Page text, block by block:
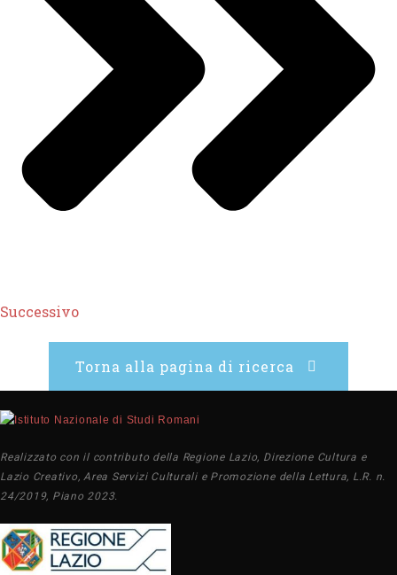
Successivo
Torna alla pagina di ricerca
Realizzato con il contributo della Regione Lazio, Direzione Cultura e
Lazio Creativo, Area Servizi Culturali e Promozione della Lettura, L.R. n.
24/2019, Piano 2023.